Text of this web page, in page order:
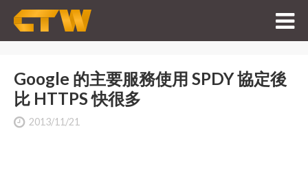
Google 的主要服務使用 SPDY 協定後
比 HTTPS 快很多
2013/11/21